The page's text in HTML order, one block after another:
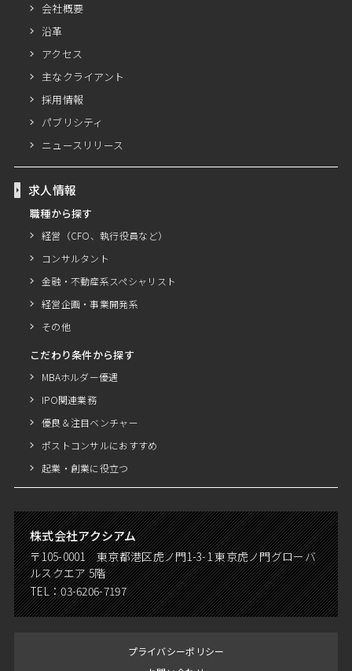
会社概要
沿革
アクセス
主なクライアント
採用情報
パブリシティ
ニュースリリース
求人情報
職種から探す
経営（CFO、執行役員など）
コンサルタント
金融・不動産系スペシャリスト
経営企画・事業開発系
その他
こだわり条件から探す
MBAホルダー優遇
IPO関連業務
優良＆注目ベンチャー
ポストコンサルにおすすめ
起業・創業に役立つ
株式会社アクシアム
〒105-0001 東京都港区虎ノ門1-3-1 東京虎ノ門グローバ
ルスクエア 5階
TEL：03-6206-7197
プライバシーポリシー